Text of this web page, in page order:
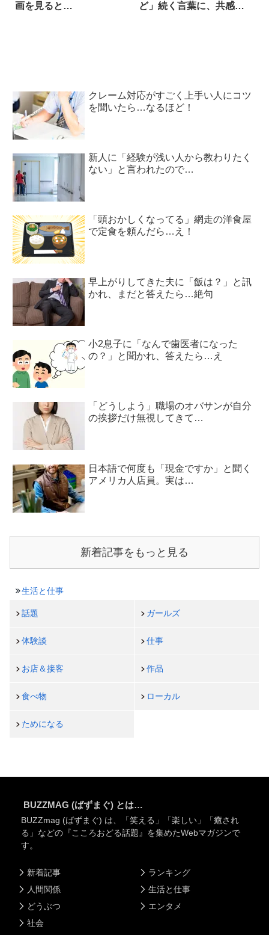
画を見ると…
ど」続く言葉に、共感の
クレーム対応がすごく上手い人にコツ
を聞いたら…なるほど！
新人に「経験が浅い人から教わりたく
ない」と言われたので…
「頭おかしくなってる」網走の洋食屋
で定食を頼んだら…え！
早上がりしてきた夫に「飯は？」と訊
かれ、まだと答えたら…絶句
小2息子に「なんで歯医者になった
の？」と聞かれ、答えたら…え
「どうしよう」職場のオバサンが自分
の挨拶だけ無視してきて…
日本語で何度も「現金ですか」と聞く
アメリカ人店員。実は…
新着記事をもっと見る
生活と仕事
話題 ガールズ
体験談 仕事
お店＆接客 作品
食べ物 ローカル
ためになる
BUZZMAG (ばずまぐ) とは…
BUZZmag (ばずまぐ) は、「笑える」「楽しい」「癒され
る」などの『こころおどる話題』を集めたWebマガジンで
す。
新着記事
人間関係
どうぶつ
社会
ランキング
生活と仕事
エンタメ